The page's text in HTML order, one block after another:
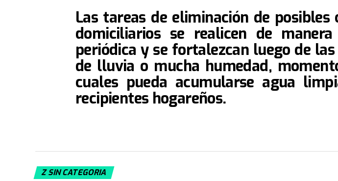
Las tareas de eliminación de posibles
domiciliarios se realicen de
periódica y se fortalezcan luego de
de lluvia o mucha humedad,
cuales pueda acumularse agua
recipientes hogareños.
Z SIN CATEGORIA